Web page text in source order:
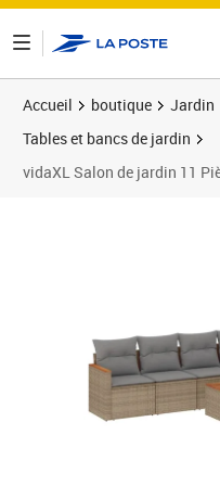
Accueil boutique Jardin
Tables et bancs de jardin
vidaXL Salon de jardin 11